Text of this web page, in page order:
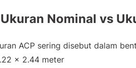
Ukuran Nominal vs
ACP sering disebut dalam
× 2.44 meter